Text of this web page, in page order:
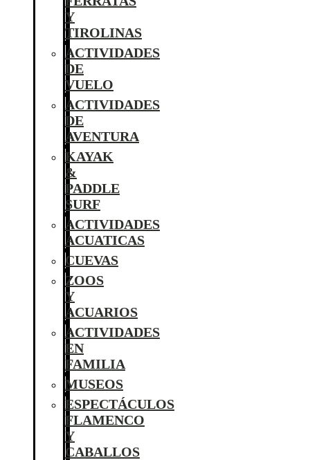
Y
TIROLINAS
ACTIVIDADES
DE
VUELO
ACTIVIDADES
DE
AVENTURA
KAYAK
&
PADDLE
SURF
ACTIVIDADES
ACUATICAS
CUEVAS
ZOOS
Y
ACUARIOS
ACTIVIDADES
EN
FAMILIA
MUSEOS
ESPECTÁCULOS
FLAMENCO
Y
CABALLOS